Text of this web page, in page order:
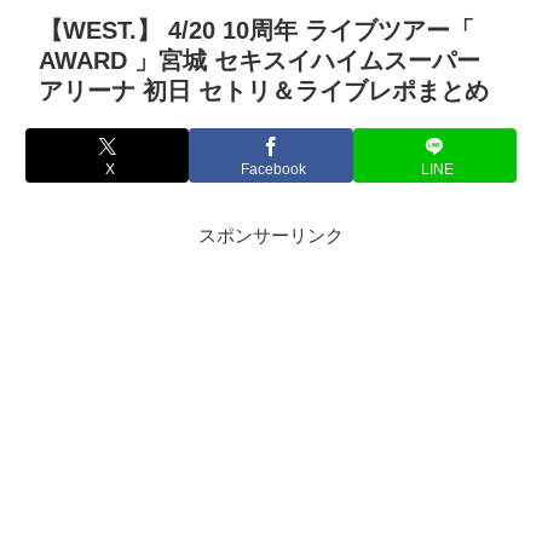
【WEST.】 4/20 10周年 ライブツアー「
AWARD 」宮城 セキスイハイムスーパー
アリーナ 初日 セトリ＆ライブレポまとめ
X Facebook LINE
スポンサーリンク